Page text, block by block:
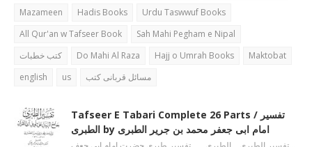
Mazameen
Hadis Books
Urdu Taswwuf Books
All Qur'an w Tafseer Book
Sah Mahi Pegham e Nipal
کتب خطبات
Do Mahi Al Raza Hajj o Umrah Books
Maktobat
english
us مسائل قربانی کتب
Tafseer E Tabari Complete 26 Parts / تفسیر
الطبری by امام ابی جعفر محمد بن جریر الطبری